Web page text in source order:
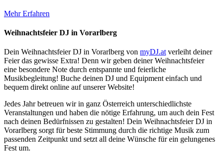
Mehr Erfahren
Weihnachtsfeier DJ in Vorarlberg
Dein Weihnachtsfeier DJ in Vorarlberg von myDJ.at verleiht deiner
Feier das gewisse Extra! Denn wir geben deiner Weihnachtsfeier
eine besondere Note durch entspannte und feierliche
Musikbegleitung! Buche deinen DJ und Equipment einfach und
bequem direkt online auf unserer Website!
Jedes Jahr betreuen wir in ganz Österreich unterschiedlichste
Veranstaltungen und haben die nötige Erfahrung, um auch dein Fest
nach deinen Bedürfnissen zu gestalten! Dein Weihnachtsfeier DJ in
Vorarlberg sorgt für beste Stimmung durch die richtige Musik zum
passenden Zeitpunkt und setzt all deine Wünsche für ein gelungenes
Fest um.